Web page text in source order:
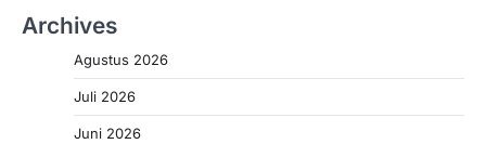
Archives
Agustus 2026
Juli 2026
Juni 2026